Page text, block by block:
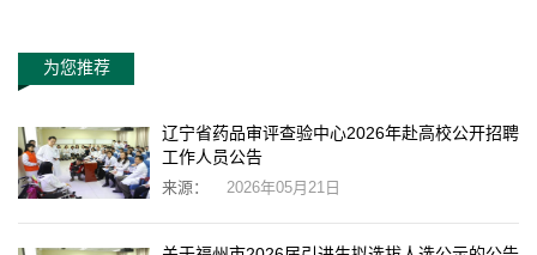
为您推荐
辽宁省药品审评查验中心2026年赴高校公开招聘
工作人员公告
来源： 2026年05月21日